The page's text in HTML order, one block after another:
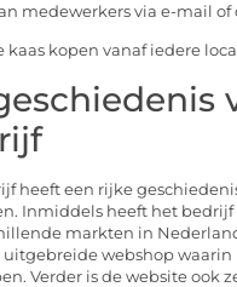
medewerkers via e-mail of
heeft een rijke
Inmiddels heeft het bedrijf
markten in
webshop waarin
Verder is de website ook